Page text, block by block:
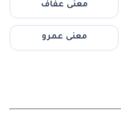
معنى عفاف
معنى عمرو